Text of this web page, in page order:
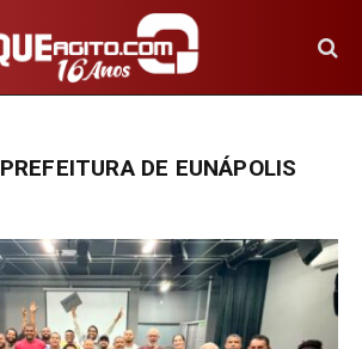
PREFEITURA DE EUNÁPOLIS